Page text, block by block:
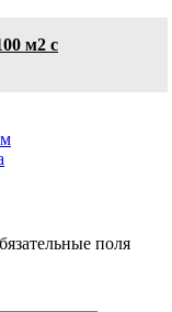
м2 с
поля